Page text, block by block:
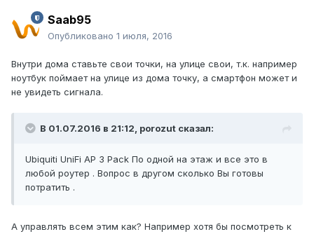
Saab95
Опубликовано 1 июля, 2016
Внутри дома ставьте свои точки, на улице свои, т.к. например
ноутбук поймает на улице из дома точку, а смартфон может и
не увидеть сигнала.
В 01.07.2016 в 21:12, porozut сказал:
Ubiquiti UniFi AP 3 Pack По одной на этаж и все это в
любой роутер . Вопрос в другом сколько Вы готовы
потратить .
А управлять всем этим как? Например хотя бы посмотреть к